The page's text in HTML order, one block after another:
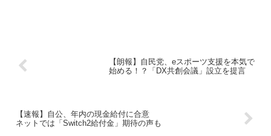
【朗報】自民党、eスポーツ支援を本気で
始める！？「DX共創会議」設立を提言
【速報】自公、年内の現金給付に合意
ネットでは「Switch2給付金」期待の声も